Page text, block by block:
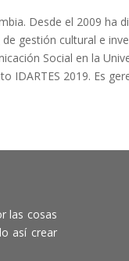
Desde el 2009 ha
gestión cultural e
Social en la
IDARTES 2019. Es
las cosas
así crear